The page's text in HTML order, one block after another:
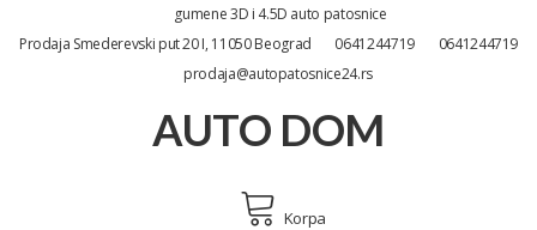
gumene 3D i 4.5D auto patosnice
Prodaja Smederevski put 20 I, 11050 Beograd
0641244719
0641244719
prodaja@autopatosnice24.rs
AUTO DOM
Korpa